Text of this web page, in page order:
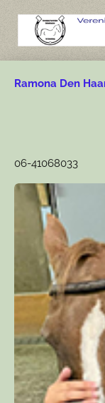
Ga
hoofdinhoud
Ramona Den
06-41068033